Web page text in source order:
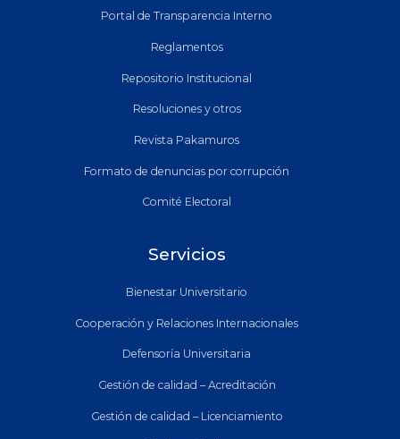
Portal de Transparencia Interno
Reglamentos
Repositorio Institucional
Resoluciones y otros
Revista Pakamuros
Formato de denuncias por corrupción
Comité Electoral
Servicios
Bienestar Universitario
Cooperación y Relaciones Internacionales
Defensoría Universitaria
Gestión de calidad – Acreditación
Gestión de calidad – Licenciamiento